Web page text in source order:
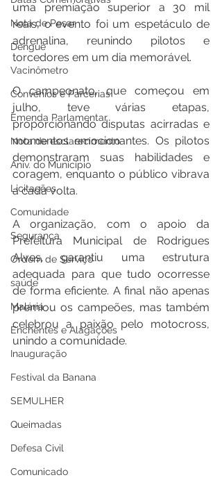
Nota de Pesar
Dengue
Vacinômetro
Convênios e Parcerias
Emenda Parlamentar
Nota de esclarecimento
Aniv. do Município
Licitações
Comunidade
Segurança
Ordem de Serviço
saúde
Malária
Enchentes e Alagações
Inauguração
Festival da Banana
SEMULHER
Queimadas
Defesa Civil
Comunicado
uma premiação superior a 30 mil
reais, o evento foi um espetáculo de
adrenalina, reunindo pilotos e
torcedores em um dia memorável.
O campeonato, que começou em
julho, teve várias etapas,
proporcionando disputas acirradas e
momentos emocionantes. Os pilotos
demonstraram suas habilidades e
coragem, enquanto o público vibrava
a cada volta.
A organização, com o apoio da
Prefeitura Municipal de Rodrigues
Alves, garantiu uma estrutura
adequada para que tudo ocorresse
de forma eficiente. A final não apenas
premiou os campeões, mas também
celebrou a paixão pelo motocross,
unindo a comunidade.